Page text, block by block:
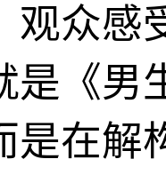
观众感
是《
是在解